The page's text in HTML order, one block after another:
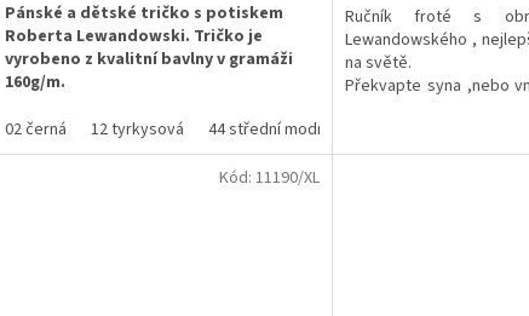
z
5
hvězdiček.
Pánské a dětské tričko s potiskem
Roberta Lewandowski. Tričko je
vyrobeno z kvalitní bavlny v gramáži
160g/m.
Na výběr je hodně barev a velikostí .
02 černá 12 tyrkysová 44 střední modrá
z
5
hvězdiček.
Ručník froté s
Lewandowského ,
na světě.
Překvapte syna ,nebo
úplně všude.
Kód: 11190/XL